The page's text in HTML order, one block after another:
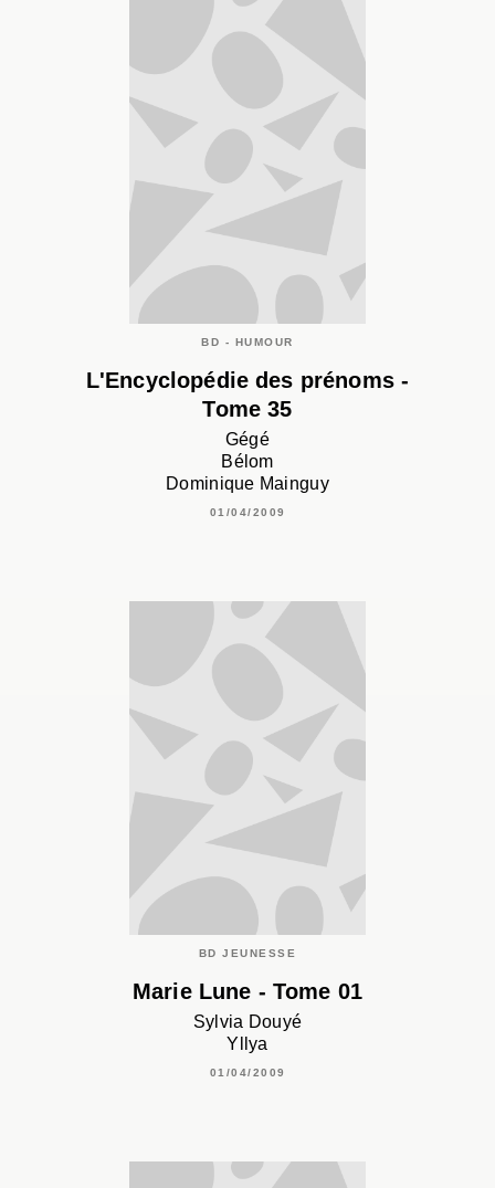
BD - HUMOUR
L'Encyclopédie des prénoms -
Tome 35
Gégé
Bélom
Dominique Mainguy
01/04/2009
BD JEUNESSE
Marie Lune - Tome 01
Sylvia Douyé
Yllya
01/04/2009